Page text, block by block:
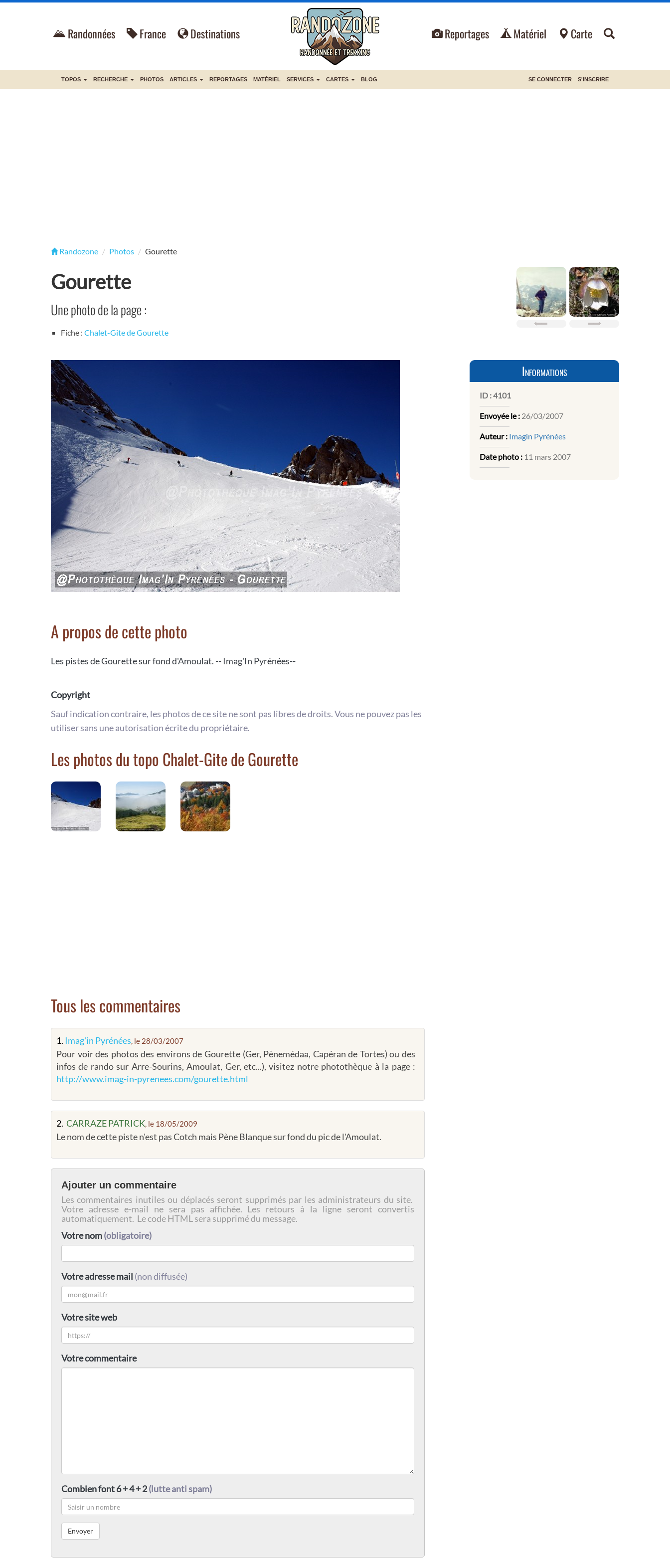
Randonnées France Destinations Reportages Matériel Carte
TOPOS RECHERCHE PHOTOS ARTICLES REPORTAGES MATÉRIEL SERVICES CARTES BLOG SE CONNECTER S'INSCRIRE
Randozone Photos Gourette
Gourette
Une photo de la page :
Fiche : Chalet-Gite de Gourette
A propos de cette photo
Les pistes de Gourette sur fond d'Amoulat. -- Imag'In Pyrénées--
Copyright
Sauf indication contraire, les photos de ce site ne sont pas libres de droits. Vous ne pouvez pas les
utiliser sans une autorisation écrite du propriétaire.
Les photos du topo Chalet-Gite de Gourette
Tous les commentaires
1. Imag'in Pyrénées, le 28/03/2007
Pour voir des photos des environs de Gourette (Ger, Pènemédaa, Capéran de Tortes) ou des
infos de rando sur Arre-Sourins, Amoulat, Ger, etc...), visitez notre photothèque à la page :
http://www.imag-in-pyrenees.com/gourette.html
2. CARRAZE PATRICK, le 18/05/2009
Le nom de cette piste n'est pas Cotch mais Pène Blanque sur fond du pic de l'Amoulat.
Ajouter un commentaire
Les commentaires inutiles ou déplacés seront supprimés par les administrateurs du site.
Votre adresse e-mail ne sera pas affichée. Les retours à la ligne seront convertis
automatiquement. Le code HTML sera supprimé du message.
Votre nom(obligatoire)
Votre adresse mail (non diffusée)
Votre site web
Votre commentaire
Combien font 6 + 4 + 2(lutte anti spam)
Informations
ID :4101
Envoyée le : 26/03/2007
Auteur : Imagin Pyrénées
Date photo : 11 mars 2007